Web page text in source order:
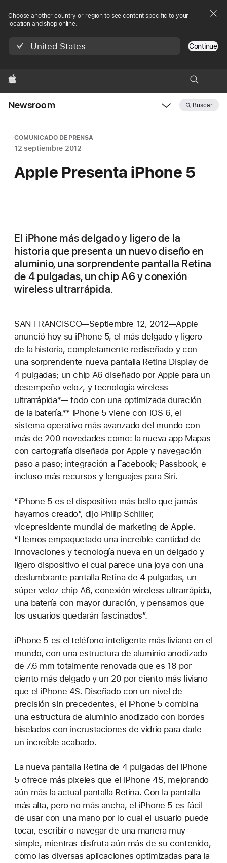
Choose another country or region to see content specific to your
location and shop online.
United States Continue
Apple
Newsroom Buscar
COMUNICADO DE PRENSA
12 septiembre 2012
Apple Presenta iPhone 5
El iPhone más delgado y ligero de la
historia que presenta un nuevo diseño en
aluminio, una sorprendente pantalla Retina
de 4 pulgadas, un chip A6 y conexión
wireless ultrarrápida.
SAN FRANCISCO—Septiembre 12, 2012—Apple
anunció hoy su iPhone 5, el más delgado y ligero
de la historia, completamente rediseñado y con
una sorprendente nueva pantalla Retina Display de
4 pulgadas; un chip A6 diseñado por Apple para un
desempeño veloz, y tecnología wireless
ultrarrápida*— todo con una optimizada duración
de la batería.** iPhone 5 viene con iOS 6, el
sistema operativo más avanzado del mundo con
más de 200 novedades como: la nueva app Mapas
con cartografía diseñada por Apple y navegación
paso a paso; integración a Facebook; Passbook, e
incluso más recursos y lenguajes para Siri.
“iPhone 5 es el dispositivo más bello que jamás
hayamos creado”, dijo Philip Schiller,
vicepresidente mundial de marketing de Apple.
“Hemos empaquetado una increíble cantidad de
innovaciones y tecnología nueva en un delgado y
ligero dispositivo el cual parece una joya con una
deslumbrante pantalla Retina de 4 pulgadas, un
súper veloz chip A6, conexión wireless ultrarrápida,
una batería con mayor duración, y pensamos que
los usuarios quedarán fascinados”.
iPhone 5 es el teléfono inteligente más liviano en el
mundo, con una estructura de aluminio anodizado
de 7.6 mm totalmente renovada que es 18 por
ciento más delgado y un 20 por ciento más liviano
que el iPhone 4S. Diseñado con un nivel de
precisión sin precedentes, el iPhone 5 combina
una estructura de aluminio anodizado con bordes
biselados con incrustaciones de vidrio para darle
un increíble acabado.
La nueva pantalla Retina de 4 pulgadas del iPhone
5 ofrece más pixeles que el iPhone 4S, mejorando
aún más la actual pantalla Retina. Con la pantalla
más alta, pero no más ancha, el iPhone 5 es fácil
de usar con una mano por lo cual el usuario puede
tocar, escribir o navegar de una manera muy
simple, mientras disfruta aún más de su contenido,
como las diversas aplicaciones optimizadas para la